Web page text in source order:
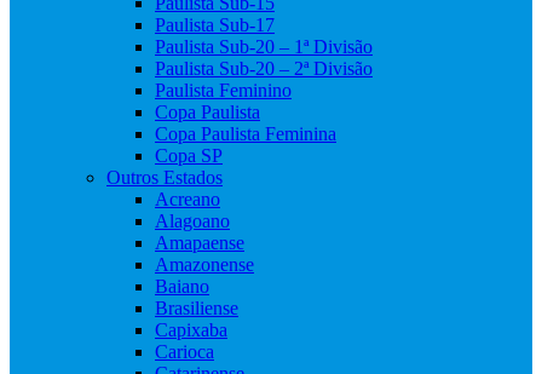
Paulista Sub-17
Paulista Sub-20 – 1ª Divisão
Paulista Sub-20 – 2ª Divisão
Paulista Feminino
Copa Paulista
Copa Paulista Feminina
Copa SP
Outros Estados
Acreano
Alagoano
Amapaense
Amazonense
Baiano
Brasiliense
Capixaba
Carioca